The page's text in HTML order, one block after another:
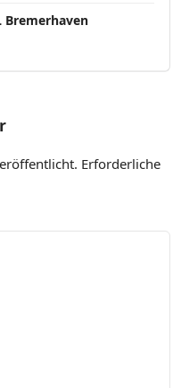
Bremerhaven
Erforderliche